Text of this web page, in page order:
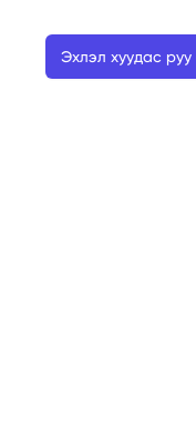
Эхлэл хуудас руу